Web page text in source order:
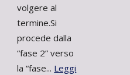
volgere al
termine.Si
procede dalla
“fase 2” verso
la “fase... Leggi